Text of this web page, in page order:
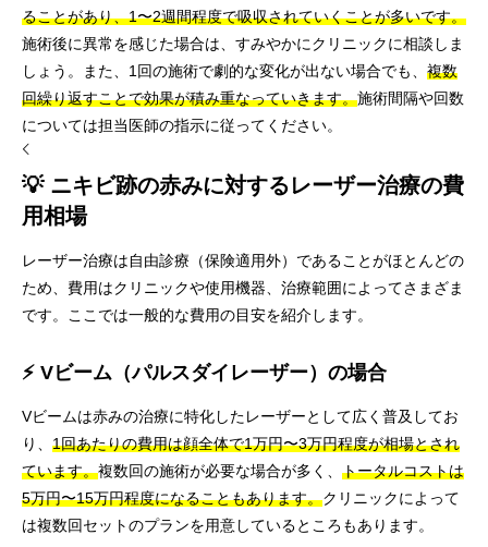
ることがあり、1〜2週間程度で吸収されていくことが多いです。
施術後に異常を感じた場合は、すみやかにクリニックに相談しま
しょう。また、1回の施術で劇的な変化が出ない場合でも、 複数
回繰り返すことで効果が積み重なっていきます。施術間隔や回数
については担当医師の指示に従ってください。
💡 ニキビ跡の赤みに対するレーザー治療の費
用相場
レーザー治療は自由診療（保険適用外）であることがほとんどの
ため、費用はクリニックや使用機器、治療範囲によってさまざま
です。ここでは一般的な費用の目安を紹介します。
⚡ Vビーム（パルスダイレーザー）の場合
Vビームは赤みの治療に特化したレーザーとして広く普及してお
り、 1回あたりの費用は顔全体で1万円〜3万円程度が相場とされ
ています。複数回の施術が必要な場合が多く、 トータルコストは
5万円〜15万円程度になることもあります。クリニックによって
は複数回セットのプランを用意しているところもあります。